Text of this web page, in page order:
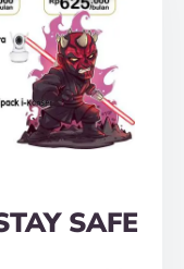
SAFE